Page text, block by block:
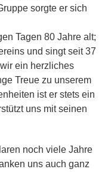
sorgte er sich
Tagen 80 Jahre alt;
und singt seit 37
ein herzliches
Treue zu unserem
ist er stets ein
uns mit seinen
noch viele Jahre
uns auch ganz